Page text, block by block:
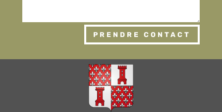
PRENDRE CONTACT